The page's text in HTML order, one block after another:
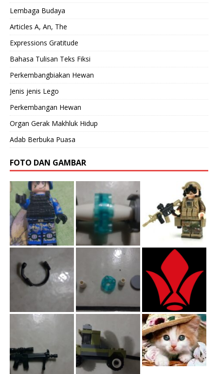
Lembaga Budaya
Articles A, An, The
Expressions Gratitude
Bahasa Tulisan Teks Fiksi
Perkembangbiakan Hewan
Jenis jenis Lego
Perkembangan Hewan
Organ Gerak Makhluk Hidup
Adab Berbuka Puasa
FOTO DAN GAMBAR